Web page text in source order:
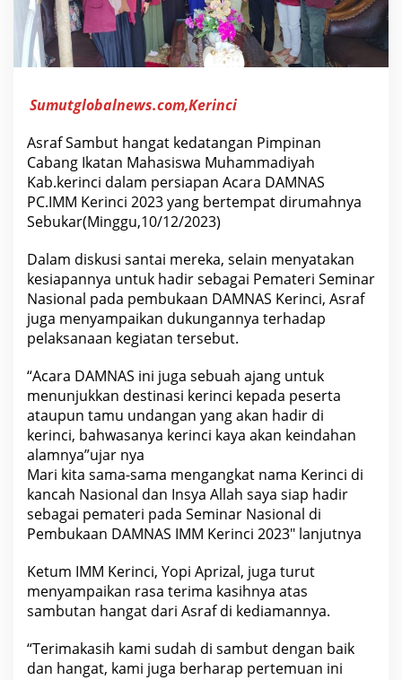
f
S
P
t
n
p
o
r
t
P
e
n
A
c
a
r
a
i
n
D
A
M
N
S
P
C
I
M
M
K
e
n
c
Sumutglobalnews.com,Kerinci
Asraf Sambut hangat kedatangan Pimpinan
Cabang Ikatan Mahasiswa Muhammadiyah
Kab.kerinci dalam persiapan Acara DAMNAS
PC.IMM Kerinci 2023 yang bertempat dirumahnya
Sebukar(Minggu,10/12/2023)
Dalam diskusi santai mereka, selain menyatakan
kesiapannya untuk hadir sebagai Pemateri Seminar
Nasional pada pembukaan DAMNAS Kerinci, Asraf
juga menyampaikan dukungannya terhadap
pelaksanaan kegiatan tersebut.
“Acara DAMNAS ini juga sebuah ajang untuk
menunjukkan destinasi kerinci kepada peserta
ataupun tamu undangan yang akan hadir di
kerinci, bahwasanya kerinci kaya akan keindahan
alamnya”ujar nya
Mari kita sama-sama mengangkat nama Kerinci di
kancah Nasional dan Insya Allah saya siap hadir
sebagai pemateri pada Seminar Nasional di
Pembukaan DAMNAS IMM Kerinci 2023″ lanjutnya
Ketum IMM Kerinci, Yopi Aprizal, juga turut
menyampaikan rasa terima kasihnya atas
sambutan hangat dari Asraf di kediamannya.
“Terimakasih kami sudah di sambut dengan baik
dan hangat, kami juga berharap pertemuan ini